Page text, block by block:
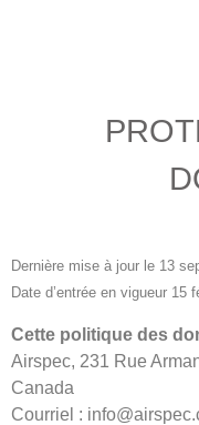
Dernière mise à jour le 13
Date d’entrée en vigueur 15
Cette politique des
Airspec, 231 Rue
Canada
Courriel :